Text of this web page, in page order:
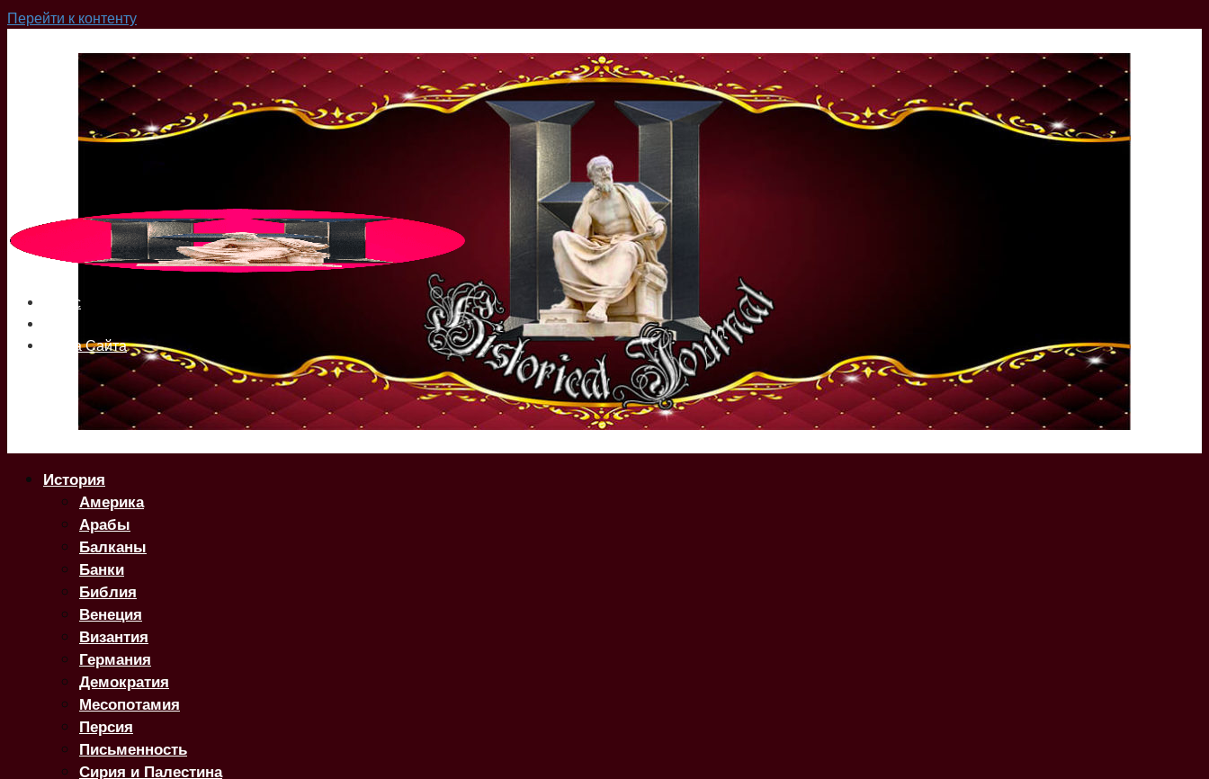
Перейти к контенту
О нас
Карта Сайта
История
Америка
Арабы
Балканы
Банки
Библия
Венеция
Византия
Германия
Демократия
Месопотамия
Персия
Письменность
Сирия и Палестина